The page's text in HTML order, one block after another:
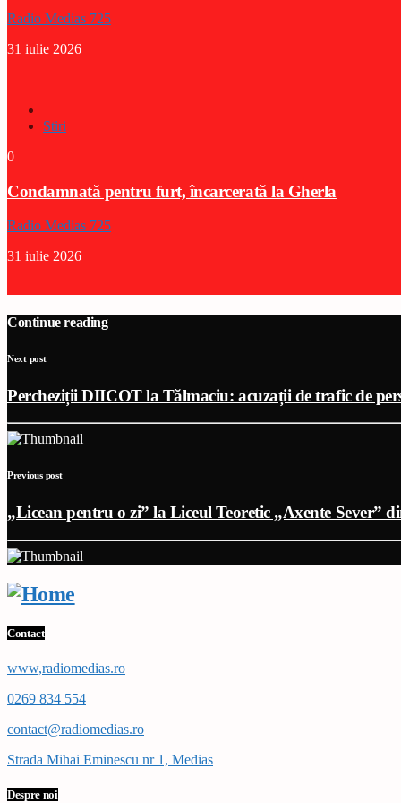
Radio Medias 725
31 iulie 2026
Stiri
0
Condamnată pentru furt, încarcerată la Gherla
Radio Medias 725
31 iulie 2026
Continue reading
Next post
Percheziții DIICOT la Tălmaciu: acuzații de trafic de
Previous post
„Licean pentru o zi” la Liceul Teoretic „Axente Sever”
Contact
www,radiomedias.ro
0269 834 554
contact@radiomedias.ro
Strada Mihai Eminescu nr 1, Medias
Despre noi